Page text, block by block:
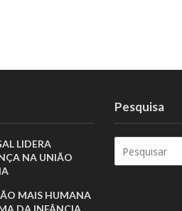
LIDERA
NA UNIÃO
MAIS HUMANA
Pesquisa